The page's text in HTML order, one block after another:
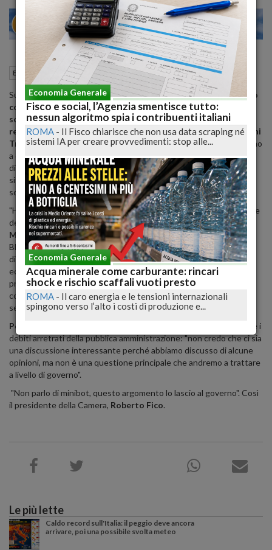
MILANO 27 29
Economia generale Roma (RM) 10 Giugno 2019 10:04
Sulla procedura e sul deficit "abbiamo un negoziato e un dialogo
con la Commissione Ue e sono sicuro che troveremo una
soluzione perché il governo italiano è solito rispettare le
regole di bilancio dell'Ue".: così il ministro dell'EconomiaGiovanni
Tria, a margine del G20 finanziario di Fukuoka . "Dopo proveremo
a dimostrare che il nostro programma le rispetta. Dobbiamo
discutere su come misurare alcuni indicatori e questa è la
situazione", ha concluso. Per il ministro "le aspettative sono quelle
scritte nel Def": sul deficit "andremo sotto intorno al 2,2-2,1%".
"Ho avvertito veramente che il ministro Tria è conscio di quello che
deve fare", ha detto il commissario europeoPierre
Moscovicirispondendo - secondo quanto riporta l'Agenzia
Bloomberg - a margine del G20 finanziario di Fukuoka sul processo
di valutazione della commissione per la procedura di deficit
eccessivo contro l'Italia. Moscovici, che si dice convinto che il
processo sarà completo prima della decadenza dell'attuale
commissione, ha detto di vedere "un ampio supporto all'approccio
seguito".
Poi il ministro torna sui minibot
, suggeriti dalla Lega per saldare i
debiti arretrati della pubblica amministrazione: "non credo che ci sia
una discussione interessante perché abbiamo discusso di alcune
opinioni, ma non è una questione principale che andremo a trattare
a livello di governo".
"Non parlo di minibot, questo argomento lo lascio al governo". Così
il presidente della Camera, Roberto Fico.
Le più lette
Caldo record sull'Italia: il peggio deve ancora
arrivare, poi una possibile svolta meteo
Economia Generale
Fisco e social, l’Agenzia smentisce tutto:
nessun algoritmo spia i contribuenti italiani
ROMA - Il Fisco chiarisce che non usa data scraping né
sistemi IA per creare provvedimenti: stop alle...
Economia Generale
Acqua minerale come carburante: rincari
shock e rischio scaffali vuoti presto
ROMA - Il caro energia e le tensioni internazionali
spingono verso l’alto i costi di produzione e...